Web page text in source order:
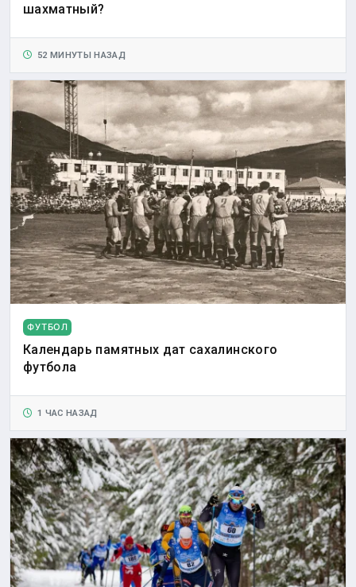
шахматный?
52 МИНУТЫ НАЗАД
ФУТБОЛ
Календарь памятных дат сахалинского
футбола
1 ЧАС НАЗАД